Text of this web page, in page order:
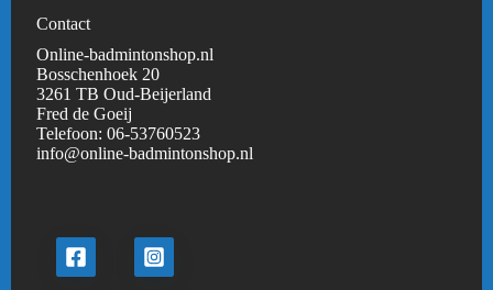
Contact
Online-badmintonshop.nl
Bosschenhoek 20
3261 TB Oud-Beijerland
Fred de Goeij
Telefoon:06-53760523
info@online-badmintonshop.nl